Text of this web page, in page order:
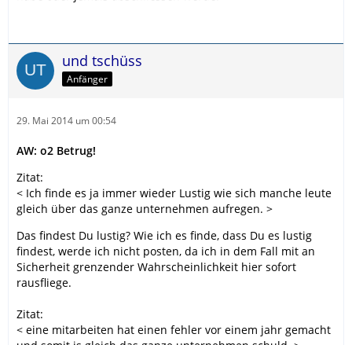
und tschüss
Anfänger
29. Mai 2014 um 00:54
AW: o2 Betrug!
Zitat:
< Ich finde es ja immer wieder Lustig wie sich manche leute
gleich über das ganze unternehmen aufregen. >
Das findest Du lustig? Wie ich es finde, dass Du es lustig
findest, werde ich nicht posten, da ich in dem Fall mit an
Sicherheit grenzender Wahrscheinlichkeit hier sofort
rausfliege.
Zitat:
< eine mitarbeiten hat einen fehler vor einem jahr gemacht